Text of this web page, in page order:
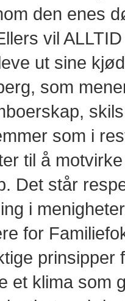
den enes
vil
ut sine
som
som i
til å
Det står
i
for
prinsipper
et klima som